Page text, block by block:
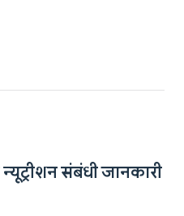
संबंधी जानकारी